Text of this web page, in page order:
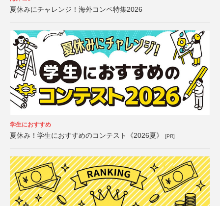
夏休みにチャレンジ！海外コンペ特集2026
学生におすすめ
夏休み！学生におすすめのコンテスト《2026夏》 [PR]